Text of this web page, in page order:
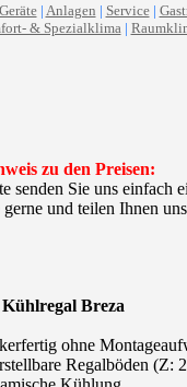
Geräte| Anlagen | Service|
& Spezialklima|
zu den Preisen:
senden Sie uns einfach
gerne und teilen Ihnen
Breza
ohne
Regalböden (Z: